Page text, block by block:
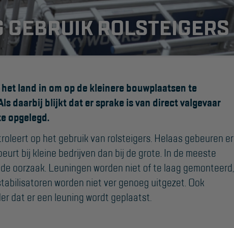
SUPPORT
Handleidingen
Tips en trucs
Veelgestelde vragen
Wet- en regelgeving
GEBRUIK ROLSTEIGERS
land in om op de kleinere bouwplaatsen te
daarbij blijkt dat er sprake is van direct valgevaar
opgelegd.
op het gebruik van rolsteigers. Helaas gebeuren er
bij kleine bedrijven dan bij de grote. In de meeste
oorzaak. Leuningen worden niet of te laag gemonteerd,
worden niet ver genoeg uitgezet. Ook
dat er een leuning wordt geplaatst.